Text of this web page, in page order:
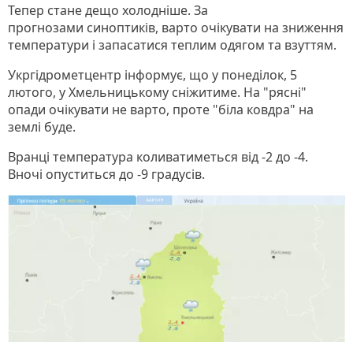
Тепер стане дещо холодніше. За
прогнозами синоптиків, варто очікувати на зниження
температури і запасатися теплим одягом та взуттям.
Укргідрометцентр інформує, що у понеділок, 5
лютого, у Хмельницькому сніжитиме. На "рясні"
опади очікувати не варто, проте "біла ковдра" на
землі буде.
Вранці температура коливатиметься від -2 до -4.
Вночі опуститься до -9 градусів.